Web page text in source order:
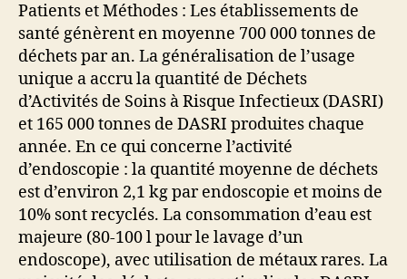
Patients et Méthodes : Les établissements de
santé génèrent en moyenne 700 000 tonnes de
déchets par an. La généralisation de l’usage
unique a accru la quantité de Déchets
d’Activités de Soins à Risque Infectieux (DASRI)
et 165 000 tonnes de DASRI produites chaque
année. En ce qui concerne l’activité
d’endoscopie : la quantité moyenne de déchets
est d’environ 2,1 kg par endoscopie et moins de
10% sont recyclés. La consommation d’eau est
majeure (80-100 l pour le lavage d’un
endoscope), avec utilisation de métaux rares. La